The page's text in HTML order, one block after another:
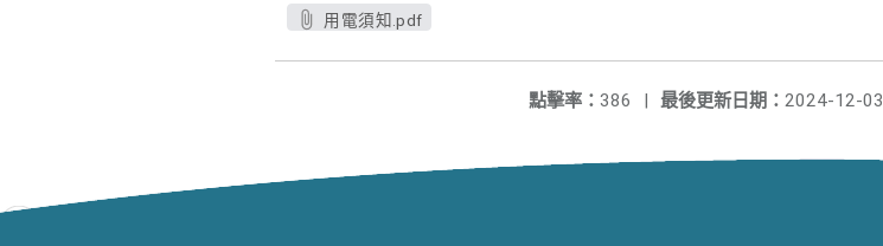
用電須知.pdf
最後更新日期： 2024-12-03
點擊率： 386 |